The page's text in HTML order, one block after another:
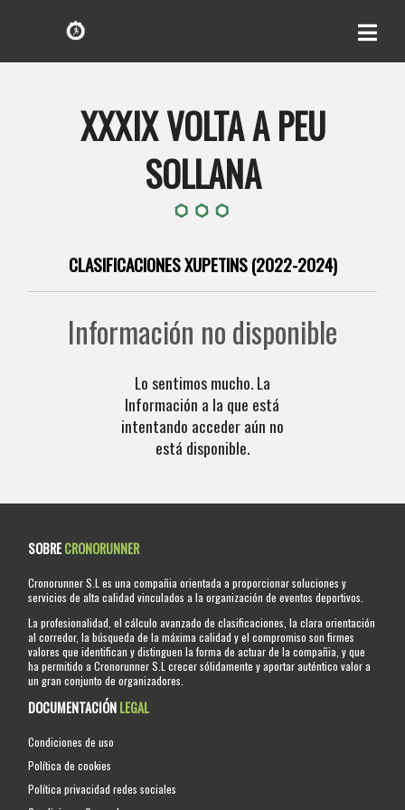
XXXIX VOLTA A PEU
SOLLANA
CLASIFICACIONES XUPETINS (2022-2024)
Información no disponible
Lo sentimos mucho. La
Información a la que está
intentando acceder aún no
está disponible.
SOBRECRONORUNNER
Cronorunner S.L es una compañia orientada a proporcionar soluciones y
servicios de alta calidad vinculados a la organización de eventos deportivos.
La profesionalidad, el cálculo avanzado de clasificaciones, la clara orientación
al corredor, la búsqueda de la máxima calidad y el compromiso son firmes
valores que identifican y distinguen la forma de actuar de la compañia, y que
ha permitido a Cronorunner S.L crecer sólidamente y aportar auténtico valor a
un gran conjunto de organizadores.
DOCUMENTACIÓNLEGAL
Condiciones de uso
Política de cookies
Política privacidad redes sociales